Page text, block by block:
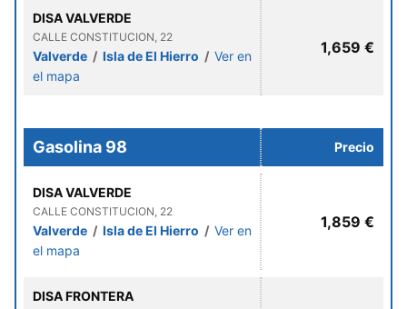
DISA VALVERDE
CALLE CONSTITUCION, 22
Valverde / Isla de El Hierro / Ver en
el mapa
1,659 €
Gasolina 98 Precio
DISA VALVERDE
CALLE CONSTITUCION, 22
Valverde / Isla de El Hierro / Ver en
el mapa
1,859 €
DISA FRONTERA